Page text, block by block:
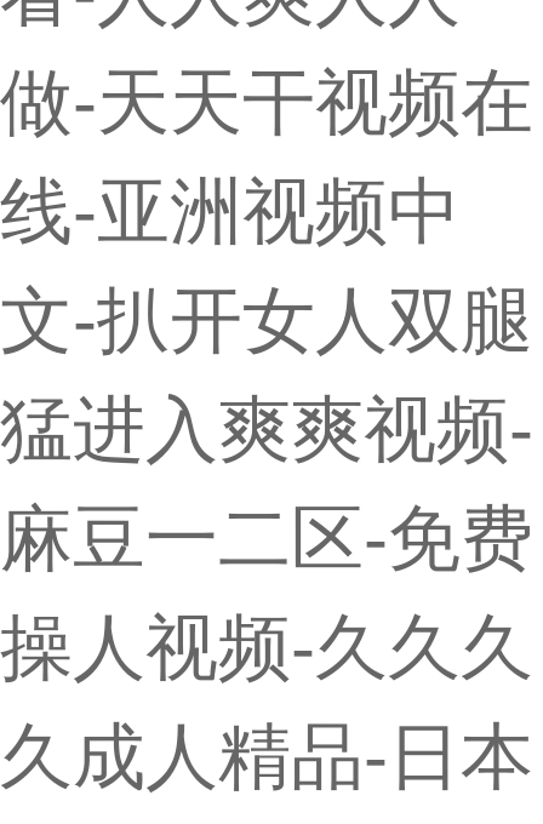
做-天天干视频在
线-亚洲视频中
文-扒开女人双腿
猛进入爽爽视频-
麻豆一二区-免费
操人视频-久久久
久成人精品-日本